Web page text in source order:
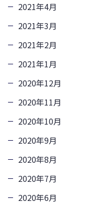
2021年4月
2021年3月
2021年2月
2021年1月
2020年12月
2020年11月
2020年10月
2020年9月
2020年8月
2020年7月
2020年6月